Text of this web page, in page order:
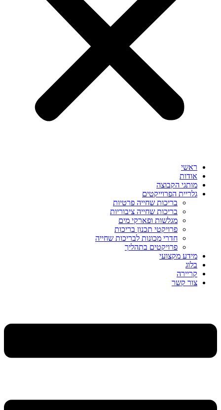
ראשי
אודות
מותגי הקבוצה
גלריית הפרוייקטים
בריכות שחייה פרטיות
בריכות שחייה ציבוריות
מגלשות ופארקי מים
פרויקטי תכנון בריכות
חדרי מכונות לבריכות שחייה
פרויקטים בתהליך
מידע מקצועי
בלוג
קריירה
צור קשר